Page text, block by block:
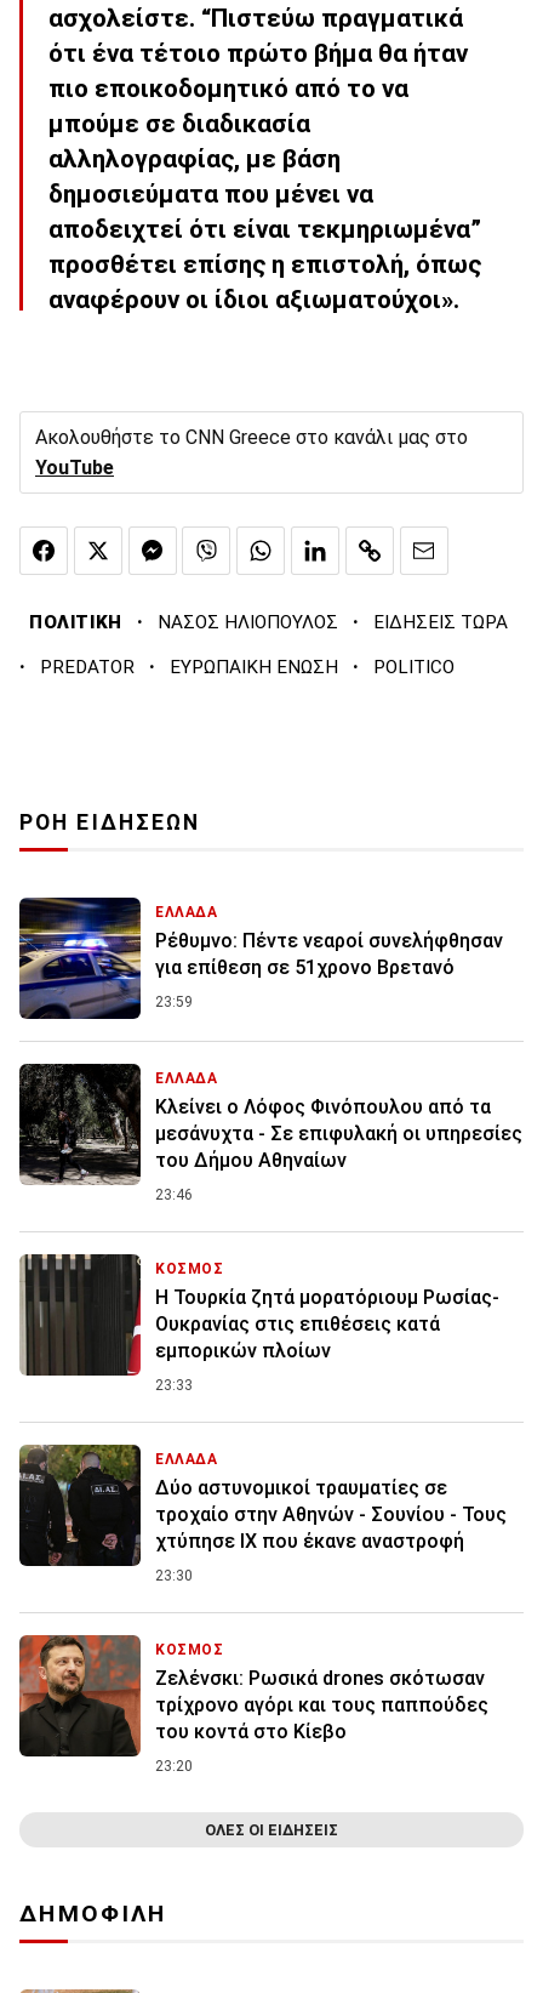
ασχολείστε. “Πιστεύω πραγματικά
ότι ένα τέτοιο πρώτο βήμα θα ήταν
πιο εποικοδομητικό από το να
μπούμε σε διαδικασία
αλληλογραφίας, με βάση
δημοσιεύματα που μένει να
αποδειχτεί ότι είναι τεκμηριωμένα”
προσθέτει επίσης η επιστολή, όπως
αναφέρουν οι ίδιοι αξιωματούχοι».
Ακολουθήστε το CNN Greece στο κανάλι μας στο
YouTube
ΠΟΛΙΤΙΚΗ · ΝΑΣΟΣ ΗΛΙΟΠΟΥΛΟΣ · ΕΙΔΗΣΕΙΣ ΤΩΡΑ
· PREDATOR · ΕΥΡΩΠΑΙΚΗ ΕΝΩΣΗ · POLITICO
ΡΟΗ ΕΙΔΗΣΕΩΝ
ΕΛΛΑΔΑ
Ρέθυμνο: Πέντε νεαροί συνελήφθησαν
για επίθεση σε 51χρονο Βρετανό
23:59
ΕΛΛΑΔΑ
Κλείνει ο Λόφος Φινόπουλου από τα
μεσάνυχτα - Σε επιφυλακή οι υπηρεσίες
του Δήμου Αθηναίων
23:46
ΚΟΣΜΟΣ
Η Τουρκία ζητά μορατόριουμ Ρωσίας-
Ουκρανίας στις επιθέσεις κατά
εμπορικών πλοίων
23:33
ΕΛΛΑΔΑ
Δύο αστυνομικοί τραυματίες σε
τροχαίο στην Αθηνών - Σουνίου - Τους
χτύπησε ΙΧ που έκανε αναστροφή
23:30
ΚΟΣΜΟΣ
Ζελένσκι: Ρωσικά drones σκότωσαν
τρίχρονο αγόρι και τους παππούδες
του κοντά στο Κίεβο
23:20
ΟΛΕΣ ΟΙ ΕΙΔΗΣΕΙΣ
ΔΗΜΟΦΙΛΗ